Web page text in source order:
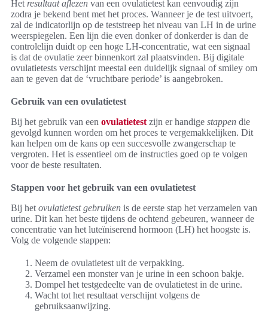
Het resultaat aflezen van een ovulatietest kan eenvoudig zijn
zodra je bekend bent met het proces. Wanneer je de test uitvoert,
zal de indicatorlijn op de teststreep het niveau van LH in de urine
weerspiegelen. Een lijn die even donker of donkerder is dan de
controlelijn duidt op een hoge LH-concentratie, wat een signaal
is dat de ovulatie zeer binnenkort zal plaatsvinden. Bij digitale
ovulatietests verschijnt meestal een duidelijk signaal of smiley om
aan te geven dat de ‘vruchtbare periode’ is aangebroken.
Gebruik van een ovulatietest
Bij het gebruik van een ovulatietest zijn er handige stappen die
gevolgd kunnen worden om het proces te vergemakkelijken. Dit
kan helpen om de kans op een succesvolle zwangerschap te
vergroten. Het is essentieel om de instructies goed op te volgen
voor de beste resultaten.
Stappen voor het gebruik van een ovulatietest
Bij het ovulatietest gebruiken is de eerste stap het verzamelen van
urine. Dit kan het beste tijdens de ochtend gebeuren, wanneer de
concentratie van het luteïniserend hormoon (LH) het hoogste is.
Volg de volgende stappen:
Neem de ovulatietest uit de verpakking.
Verzamel een monster van je urine in een schoon bakje.
Dompel het testgedeelte van de ovulatietest in de urine.
Wacht tot het resultaat verschijnt volgens de
gebruiksaanwijzing.